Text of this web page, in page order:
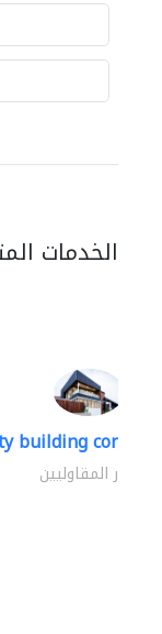
الخدمات
building
كبار المقاوليين